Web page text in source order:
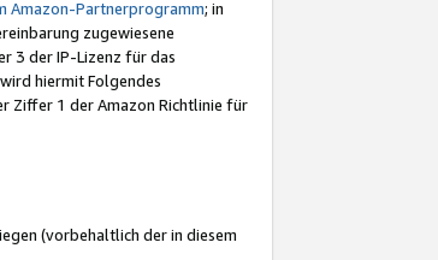
Amazon-Partnerprogramm; in
zugewiesene
3 der IP-Lizenz für das
hiermit Folgendes
Ziffer 1 der Amazon Richtlinie für
(vorbehaltlich der in diesem